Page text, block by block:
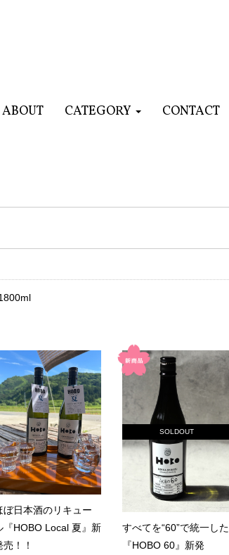
ABOUT CATEGORY CONTACT
ぼ日本酒のリキュー
『HOBO Local 夏』新
売！！
SOLDOUT
すべてを“60”で統一した
『HOBO 60』新発